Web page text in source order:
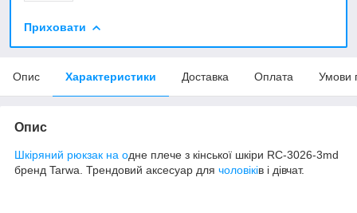
Приховати
Опис Характеристики Доставка Оплата Умови
Опис
Шкіряний рюкзак на одне плече з кінської шкіри RC-3026-3md
бренд Tarwa. Трендовий аксесуар для чоловіків і дівчат.